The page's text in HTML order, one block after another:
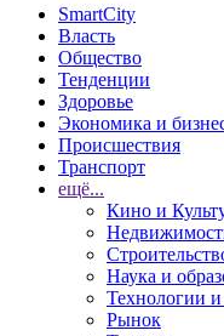
SmartCity
Власть
Общество
Тенденции
Здоровье
Экономика и
Происшествия
Транспорт
ещё...
Кино и
Наука и
Технологии
Рынок